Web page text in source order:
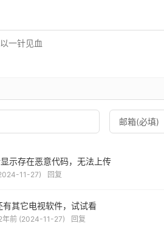
示存在恶意代码，无法上传
11-27) 回复
有其它电视软件，试试看
年前 (2024-11-27) 回复